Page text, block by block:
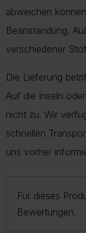
abweichen
Beanstandung.
verschiedener
Die Lieferung
Auf die Inseln
nicht zu. Wir
schnellen
uns vorher
Für dieses
Bewertungen.